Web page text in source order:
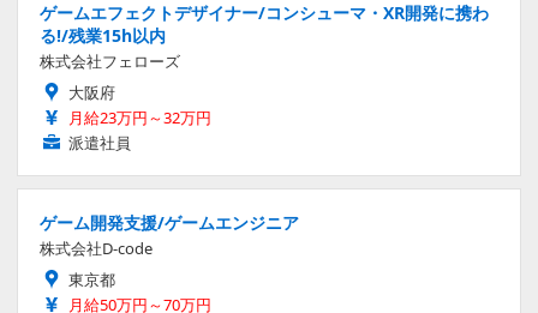
ゲームエフェクトデザイナー/コンシューマ・XR開発に携わ
る!/残業15h以内
株式会社フェローズ
大阪府
月給23万円～32万円
派遣社員
ゲーム開発支援/ゲームエンジニア
株式会社D-code
東京都
月給50万円～70万円